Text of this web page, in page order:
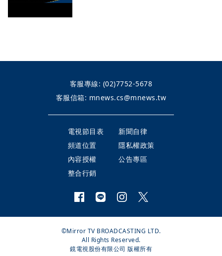
客服專線: (02)7752-5678
客服信箱: mnews.cs@mnews.tw
電視節目表
新聞自律
頻道位置
隱私權政策
內容授權
公告專區
整合行銷
©Mirror TV BROADCASTING LTD.
All Rights Reserved.
鏡電視股份有限公司 版權所有